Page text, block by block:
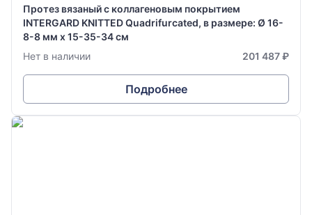
Протез вязаный с коллагеновым покрытием
INTERGARD KNITTED Quadrifurcated, в размере: Ø 16-
8-8 мм х 15-35-34 см
Нет в наличии
201 487 ₽
Подробнее